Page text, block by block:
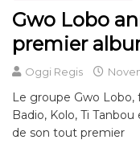
Gwo Lobo
premier
Oggi Regis
Le groupe Gwo
Badio, Kolo, Ti
de son tout premier